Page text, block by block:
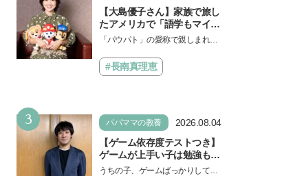
【大島優子さん】家族で旅し
たアメリカで「語学もマイン
ドも！ 子どもの成長はすごか
『パウ・パトロール ザ・ダイ
ノ・ムービー』ではあきらめ
「パウパト」の愛称で親しまれる
の劇場版シリーズ第3弾、映画『パ
ウ・パトロール ザ…
#長南真理恵
3 パパママの教養
2026.08.04
【ゲーム依存度テストつき】
ゲームが上手い子は勉強もで
きる？御三家中高卒でゲーマ
うちの子、ゲームばっかりしてい